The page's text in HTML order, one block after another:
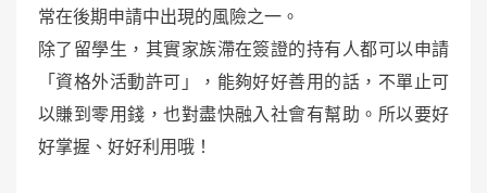
常在後期申請中出現的風險之一。
除了留學生，其實家族滯在簽證的持有人都可以申請
「資格外活動許可」，能夠好好善用的話，不單止可
以賺到零用錢，也對盡快融入社會有幫助。所以要好
好掌握、好好利用哦！